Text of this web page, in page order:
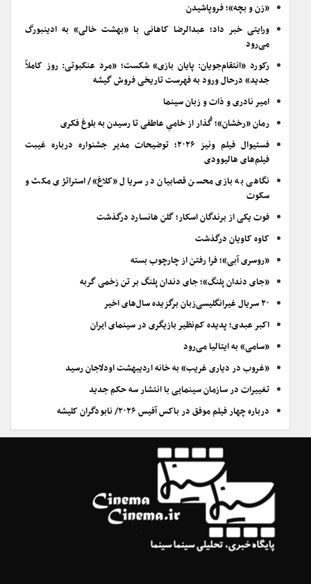
«زن و بچه»؛ فروپاشیدن
ورایتی خبر داد؛ عبدالرضا کاهانی با «بهشت خالی» به ادینبورگ
می‌رود
رکورد «انتقام‌جویان: پایان بازی» شکست؛ «مرد عنکبوتی: روز کاملاً
جدید» درحال ورود به فهرست تاریخی فروش گیشه
امیر نادری و ذات و زبان سینما
رمان «رخشان»؛ گُذار از خامیِ عاطفی تا رسیدن به بلوغ فکری
فستیوال فیلم ونیز ۲۰۲۶؛ توضیحات مدیر جشنواره درباره غیبت
فیلم‌های هالیوودی
نگاهی به بازی محسن قصابیان در سریال «کلاغ»/ استراتژی مکث و
سکوت
فوت یکی از برندگان اسکار؛ گلن هانسارد درگذشت
کاوه کاویان درگذشت
«روسری آبی»؛ فرا رفتن از چارچوب بسته
«جای دندان پلنگ»؛ جای دندان پلنگ بر تن زخمی گربه
۲۰ سریال غیرانگلیسی‌زبان برگزیده سال‌های اخیر
اکبر عبدی؛ پدیده کم‌نظیر بازیگری در سینمای ایران
«سامی» به ایتالیا می‌رود
«غروب در دیاری غریب» به خانه اردیبهشت اودلاجان رسید
تغییرات در سازمان سینمایی با انتشار سه حکم جدید
درباره چهار فیلم موفق در باکس آفیس ۲۰۲۶/ نابودگران کلیشه